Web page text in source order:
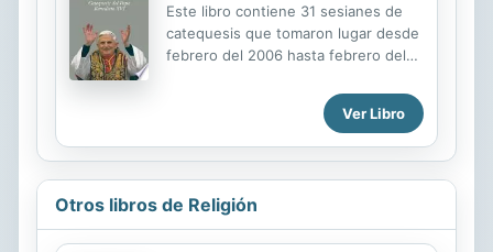
Este libro contiene 31 sesianes de
catequesis que tomaron lugar desde
febrero del 2006 hasta febrero del
'quisiera dedicar los praximos
encuentros del miarcoles al misterio
de la relacian entre Cristo y la Iglesia,
considerandolo a partir de la
experiencia de los Apastoles, alaluz
de la misian que se les encomenda
'Quisiera mostrar camo laluz de ese
Ver Libro
Otros libros de Religión